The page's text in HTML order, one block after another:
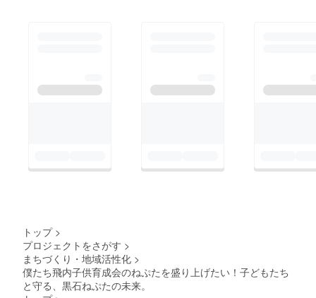
トップ >
プロジェクトをさがす >
まちづくり・地域活性化 >
僕たち飛内子供育成会のねぷたを盛り上げたい！子どもたち
と守る、黒石ねぷたの未来。